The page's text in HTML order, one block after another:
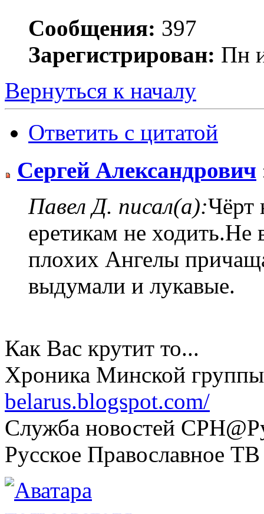
Сообщения: 397
Зарегистрирован: Пн
Вернуться к началу
Ответить с цитатой
Сергей Александрович
Павел Д. писал(а):Чёрт
еретикам не ходить.Не
плохих Ангелы
выдумали и лукавые.
Как Вас крутит то...
Хроника Минской
belarus.blogspot.com/
Служба новостей
Русское Православное